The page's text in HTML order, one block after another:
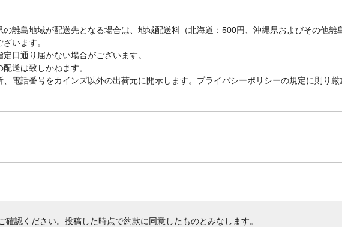
離島地域が配送先となる場合は、地域配送料（北海道：500円、沖縄県およびその他
います。
日通り届かない場合がございます。
送は致しかねます。
電話番号をカインズ以外の出荷元に開示します。プライバシーポリシーの規定に則り厳
確認ください。投稿した時点で約款に同意したものとみなします。